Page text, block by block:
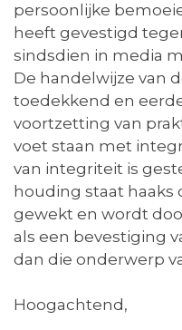
persoonlijke
heeft gevestigd
sindsdien in media
De handelwijze van
toedekkend en
voortzetting van
voet staan met
van integriteit is
houding staat haaks
gewekt en wordt
als een bevestiging
dan die onderwerp
Hoogachtend,